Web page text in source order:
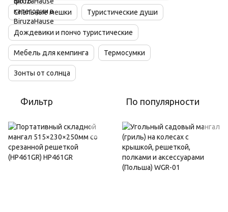
Спальные мешки Туристические души
Дождевики и пончо туристические
Мебель для кемпинга Термосумки
Зонты от солнца
Фильтр По популярности